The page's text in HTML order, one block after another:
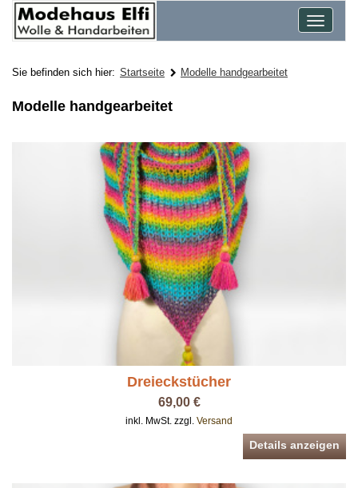
Toggle
Sie befinden sich hier: Startseite Modelle handgearbeitet
Modelle handgearbeitet
Dreieckstücher
69,00 €
inkl. MwSt. zzgl. Versand
Details anzeigen